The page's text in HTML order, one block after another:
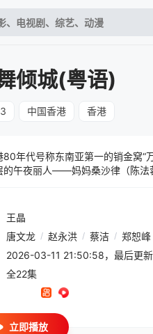
倾城(粤语)
中国香港 香港
80年代号称东南亚第一的销金窝“
的午夜丽人——妈妈桑沙律（陈法
王晶
唐文龙 / 赵永洪 / 蔡洁 / 郑恕峰
2026-03-11 21:50:58，最后更
全22集
立即播放